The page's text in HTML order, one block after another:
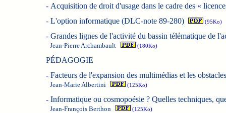
- Acquisition de droit d'usage dans le cadre des «
- L'option informatique (DLC-note 89-280) (95Ko)
- Grandes lignes de l'activité du bassin télématique de
Jean-Pierre Archambault (180Ko)
PÉDAGOGIE
- Facteurs de l'expansion des multimédias et les
Jean-Marie Albertini (125Ko)
- Informatique ou cosmopoésie ? Quelles techniques,
Jean-François Berthon (125Ko)